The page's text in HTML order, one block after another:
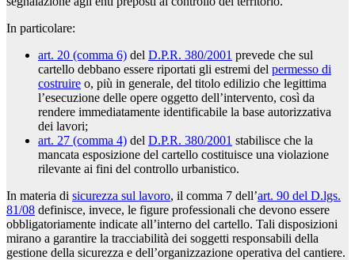
In particolare:
art. 20 (comma 6) del D.P.R. 380/2001 prevede che sul
cartello debbano essere riportati gli estremi del permesso di
costruire o, più in generale, del titolo edilizio che legittima
l’esecuzione delle opere oggetto dell’intervento, così da
rendere immediatamente identificabile la base autorizzativa
dei lavori;
art. 27 (comma 4) del D.P.R. 380/2001 stabilisce che la
mancata esposizione del cartello costituisce una violazione
rilevante ai fini del controllo urbanistico.
In materia di sicurezza sul lavoro, il comma 7 dell’art. 90 del D.lgs.
81/08 definisce, invece, le figure professionali che devono essere
obbligatoriamente indicate all’interno del cartello. Tali disposizioni
mirano a garantire la tracciabilità dei soggetti responsabili della
gestione della sicurezza e dell’organizzazione operativa del cantiere.